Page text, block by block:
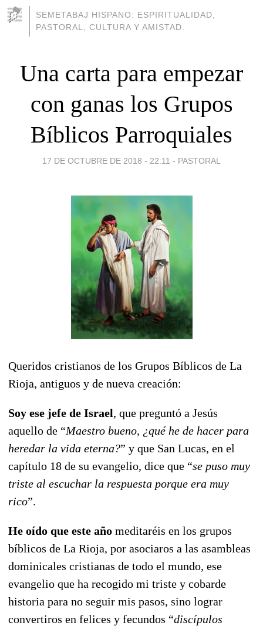
SEMETABAJ HISPANO: ESPIRITUALIDAD,
PASTORAL, CULTURA Y AMISTAD.
Una carta para empezar
con ganas los Grupos
Bíblicos Parroquiales
17 DE OCTUBRE DE 2018 - 22:11 - PASTORAL
Queridos cristianos de los Grupos Bíblicos de La
Rioja, antiguos y de nueva creación:
Soy ese jefe de Israel, que preguntó a Jesús
aquello de “Maestro bueno, ¿qué he de hacer para
heredar la vida eterna?” y que San Lucas, en el
capítulo 18 de su evangelio, dice que “se puso muy
triste al escuchar la respuesta porque era muy
rico”.
He oído que este año meditaréis en los grupos
bíblicos de La Rioja, por asociaros a las asambleas
dominicales cristianas de todo el mundo, ese
evangelio que ha recogido mi triste y cobarde
historia para no seguir mis pasos, sino lograr
convertiros en felices y fecundos “discípulos